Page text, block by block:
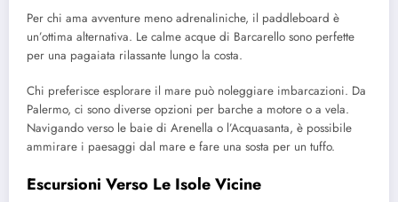
Per chi ama avventure meno adrenaliniche, il paddleboard è
un’ottima alternativa. Le calme acque di Barcarello sono perfette
per una pagaiata rilassante lungo la costa.
Chi preferisce esplorare il mare può noleggiare imbarcazioni. Da
Palermo, ci sono diverse opzioni per barche a motore o a vela.
Navigando verso le baie di Arenella o l’Acquasanta, è possibile
ammirare i paesaggi dal mare e fare una sosta per un tuffo.
Escursioni Verso Le Isole Vicine